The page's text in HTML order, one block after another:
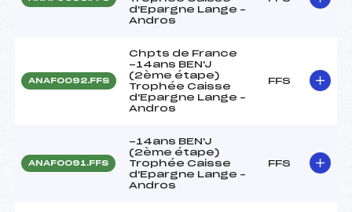
d'Epargne Lange –
Andros
ANAF0092.FFS
Chpts de France
-14ans BEN'J
(2ème étape)
Trophée Caisse
d'Epargne Lange –
Andros
FFS
ANAF0091.FFS
-14ans BEN'J
(2ème étape)
Trophée Caisse
d'Epargne Lange –
Andros
FFS